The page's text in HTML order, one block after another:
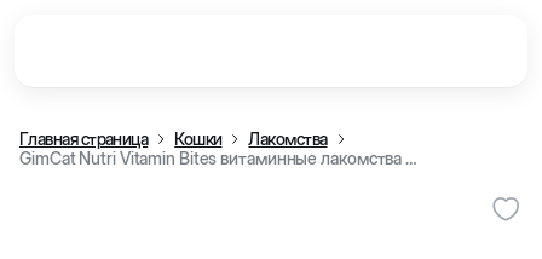
Главная страница Кошки
Лакомства
GimCat Nutri Vitamin Bites витаминные лакомства для кошек с курицей, 1 шт.